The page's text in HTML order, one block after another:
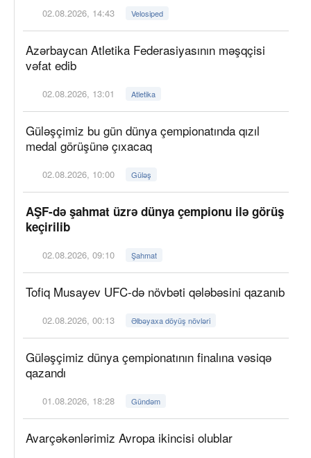
02.08.2026, 14:43 Velosiped
Azərbaycan Atletika Federasiyasının məşqçisi
vəfat edib
02.08.2026, 13:01 Atletika
Güləşçimiz bu gün dünya çempionatında qızıl
medal görüşünə çıxacaq
02.08.2026, 10:00 Güləş
AŞF-də şahmat üzrə dünya çempionu ilə görüş
keçirilib
02.08.2026, 09:10 Şahmat
Tofiq Musayev UFC-də növbəti qələbəsini qazanıb
02.08.2026, 00:13 Əlbəyaxa döyüş növləri
Güləşçimiz dünya çempionatının finalına vəsiqə
qazandı
01.08.2026, 18:28 Gündəm
Avarçəkənlərimiz Avropa ikincisi olublar